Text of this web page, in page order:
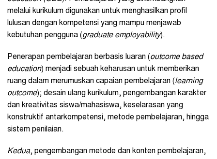
melalui kurikulum digunakan untuk menghasilkan profil
lulusan dengan kompetensi yang mampu menjawab
kebutuhan pengguna (graduate employability).
Penerapan pembelajaran berbasis luaran (outcome based
education) menjadi sebuah keharusan untuk memberikan
ruang dalam merumuskan capaian pembelajaran (learning
outcome); desain ulang kurikulum, pengembangan karakter
dan kreativitas siswa/mahasiswa, keselarasan yang
konstruktif antarkompetensi, metode pembelajaran, hingga
sistem penilaian.
Kedua, pengembangan metode dan konten pembelajaran,